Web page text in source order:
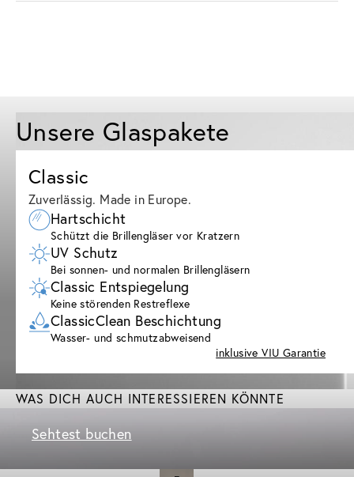
Unsere Glaspakete
Classic
Zuverlässig. Made in Europe.
Hartschicht
Schützt die Brillengläser vor Kratzern
UV Schutz
Bei sonnen- und normalen Brillengläsern
Classic Entspiegelung
Keine störenden Restreflexe
ClassicClean Beschichtung
Wasser- und schmutzabweisend
inklusive VIU Garantie
WAS DICH AUCH INTERESSIEREN KÖNNTE
Sehtest buchen